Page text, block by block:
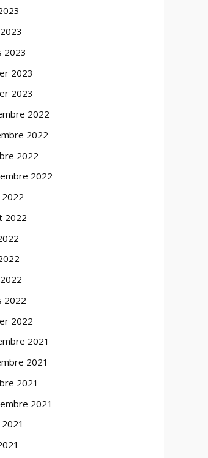
2023
2023
2023
2022
2022
2022
2022
2022
2022
2022
2021
2021
2021
2021